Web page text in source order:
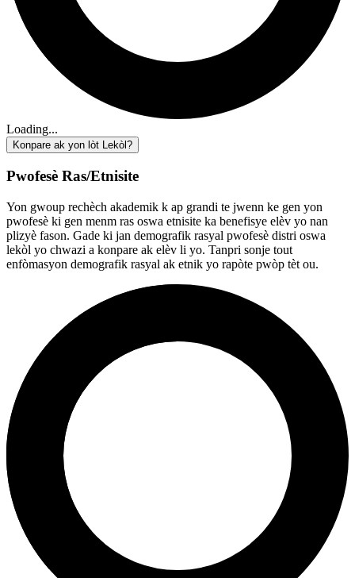
Loading...
Konpare ak yon lòt Lekòl?
Pwofesè Ras/Etnisite
Yon gwoup rechèch akademik k ap grandi te jwenn ke gen yon
pwofesè ki gen menm ras oswa etnisite ka benefisye elèv yo nan
plizyè fason. Gade ki jan demografik rasyal pwofesè distri oswa
lekòl yo chwazi a konpare ak elèv li yo. Tanpri sonje tout
enfòmasyon demografik rasyal ak etnik yo rapòte pwòp tèt ou.